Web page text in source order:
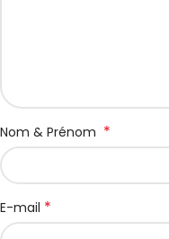
Nom & Prénom *
E-mail *